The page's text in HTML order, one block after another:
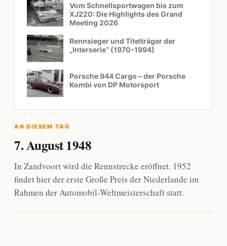
Vom Schnellsportwagen bis zum
XJ220: Die Highlights des Grand
Meeting 2026
Rennsieger und Titelträger der
„Interserie“ (1970-1994)
Porsche 944 Cargo – der Porsche
Kombi von DP Motorsport
AN DIESEM TAG
7. August 1948
In Zandvoort wird die Rennstrecke eröffnet. 1952
findet hier der erste Große Preis der Niederlande im
Rahmen der Automobil-Weltmeisterschaft statt.